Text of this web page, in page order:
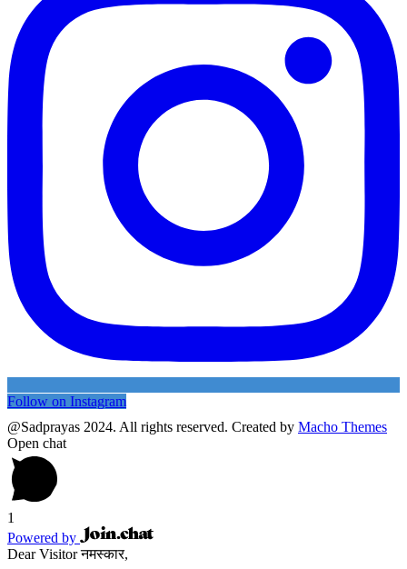
Follow on Instagram
@Sadprayas 2024. All rights reserved. Created by Macho Themes
Open chat
1
Powered by
Dear Visitor नमस्कार,